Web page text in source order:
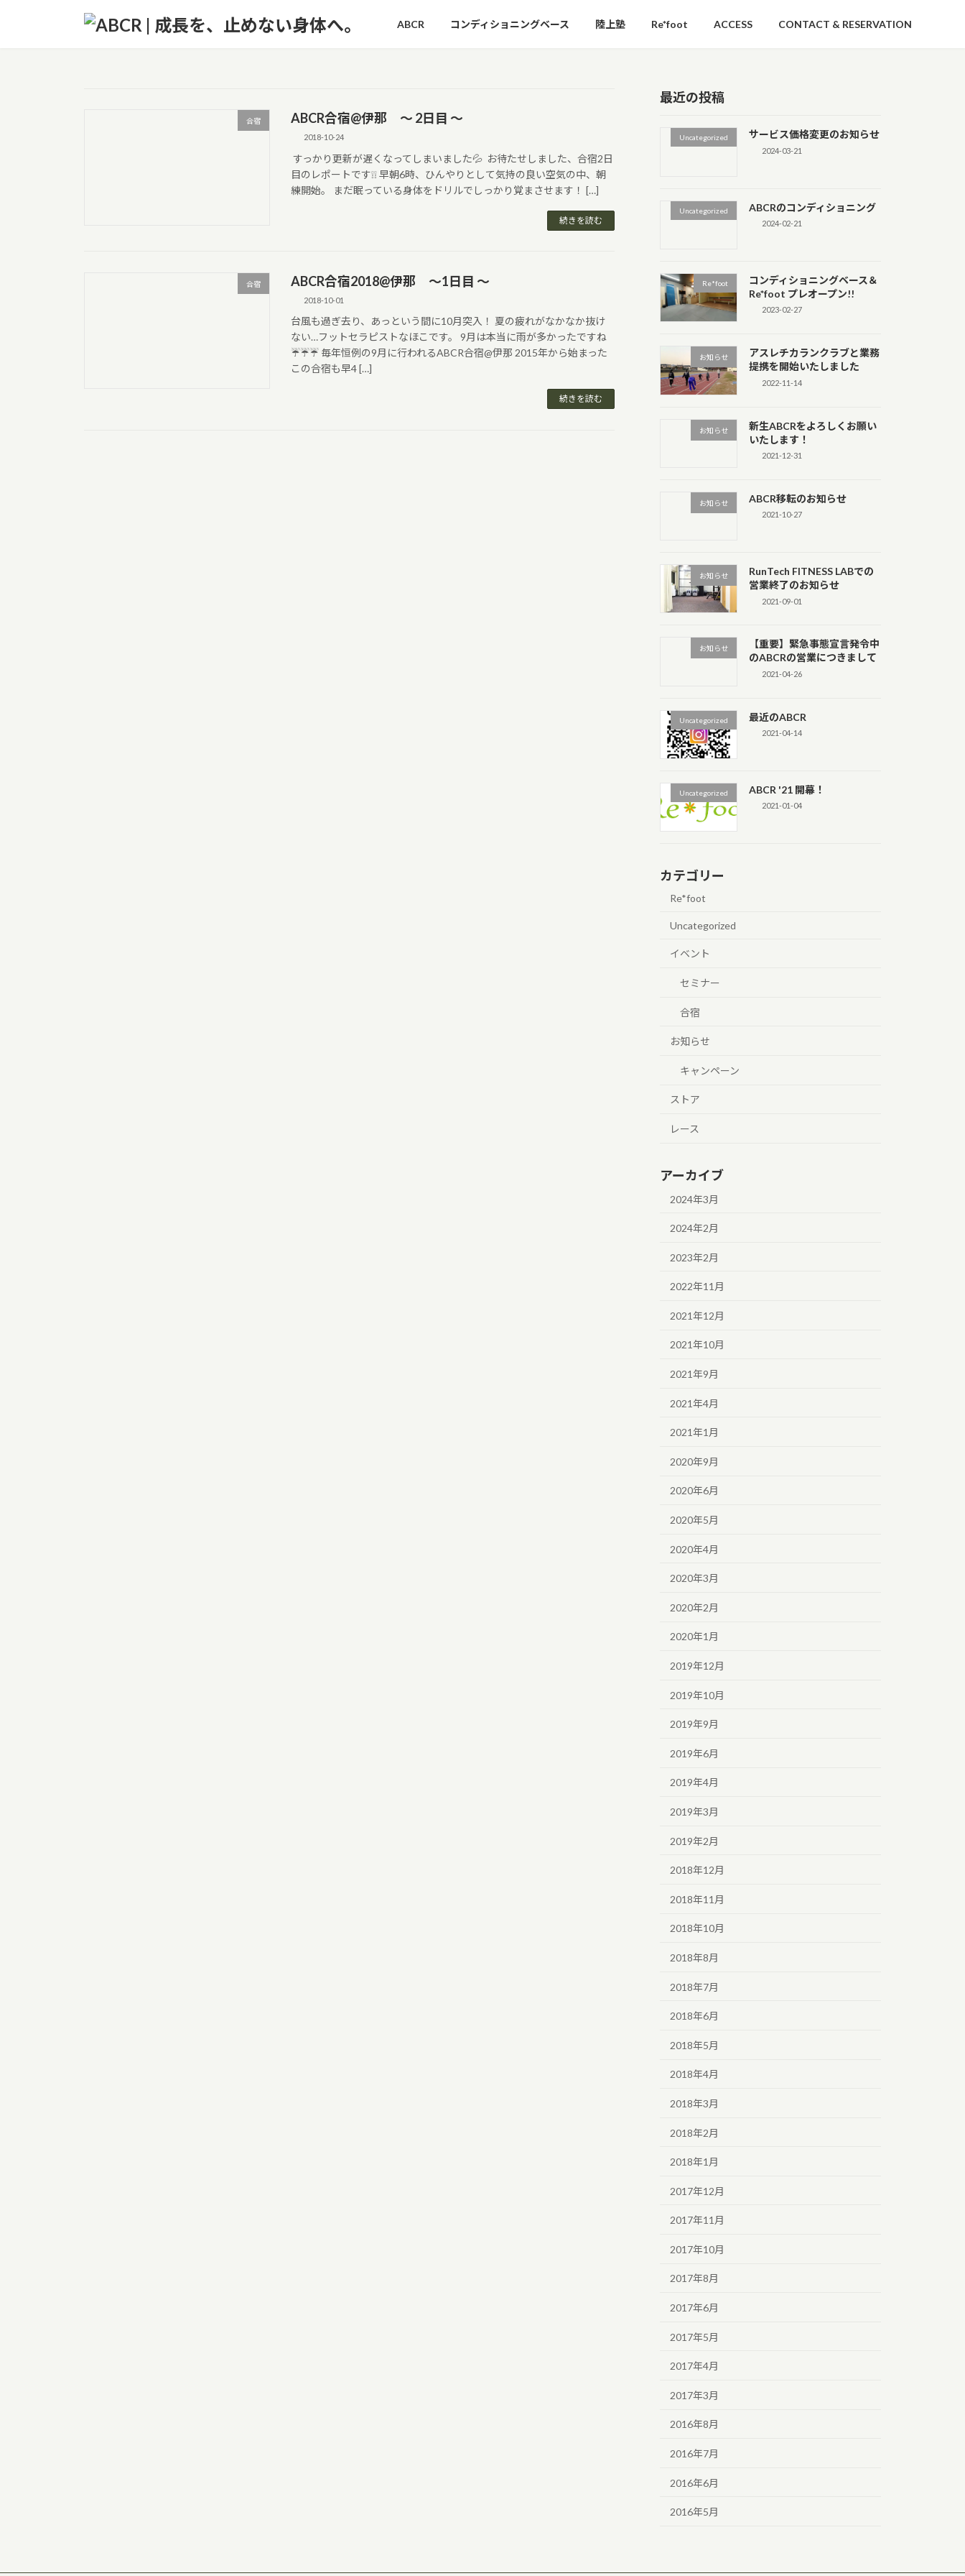
ABCR コンディショニングベース 陸上塾 Re*foot ACCESS CONTACT & RESERVATION
合宿 ABCR合宿@伊那 ～ 2日目 ～
2018-10-24
すっかり更新が遅くなってしまいました💦 お待たせしました、合宿2日
目のレポートです❕❕ 早朝6時、ひんやりとして気持の良い空気の中、朝
練開始。 まだ眠っている身体をドリルでしっかり覚まさせます！ […]
続きを読む
合宿 ABCR合宿2018@伊那 ～1日目 ～
2018-10-01
台風も過ぎ去り、あっという間に10月突入！ 夏の疲れがなかなか抜け
ない…フットセラピストなほこです。 9月は本当に雨が多かったですね
☔☔☔ 毎年恒例の9月に行われるABCR合宿@伊那 2015年から始まった
この合宿も早4 […]
続きを読む
最近の投稿
Uncategorized サービス価格変更のお知らせ
2024-03-21
Uncategorized ABCRのコンディショニング
2024-02-21
Re*foot
コンディショニングベース＆
Re*foot プレオープン!!
2023-02-27
お知らせ
アスレチカランクラブと業務
提携を開始いたしました
2022-11-14
お知らせ
新生ABCRをよろしくお願い
いたします！
2021-12-31
お知らせ ABCR移転のお知らせ
2021-10-27
お知らせ
RunTech FITNESS LABでの
営業終了のお知らせ
2021-09-01
お知らせ
【重要】緊急事態宣言発令中
のABCRの営業につきまして
2021-04-26
Uncategorized 最近のABCR
2021-04-14
Uncategorized ABCR '21 開幕！
2021-01-04
カテゴリー
Re*foot
Uncategorized
イベント
セミナー
合宿
お知らせ
キャンペーン
ストア
レース
アーカイブ
2024年3月
2024年2月
2023年2月
2022年11月
2021年12月
2021年10月
2021年9月
2021年4月
2021年1月
2020年9月
2020年6月
2020年5月
2020年4月
2020年3月
2020年2月
2020年1月
2019年12月
2019年10月
2019年9月
2019年6月
2019年4月
2019年3月
2019年2月
2018年12月
2018年11月
2018年10月
2018年8月
2018年7月
2018年6月
2018年5月
2018年4月
2018年3月
2018年2月
2018年1月
2017年12月
2017年11月
2017年10月
2017年8月
2017年6月
2017年5月
2017年4月
2017年3月
2016年8月
2016年7月
2016年6月
2016年5月